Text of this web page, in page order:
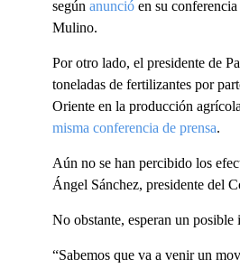
según anuncióen su conferencia
Mulino.
Por otro lado, el presidente de
toneladas de fertilizantes por
Oriente en la producción
misma conferencia de prensa.
Aún no se han percibido los
Ángel Sánchez, presidente del
No obstante, esperan un posible
“Sabemos que va a venir un